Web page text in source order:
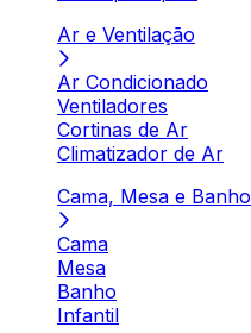
Ar e Ventilação
Ar Condicionado
Ventiladores
Cortinas de Ar
Climatizador de Ar
Cama, Mesa e Banho
Cama
Mesa
Banho
Infantil